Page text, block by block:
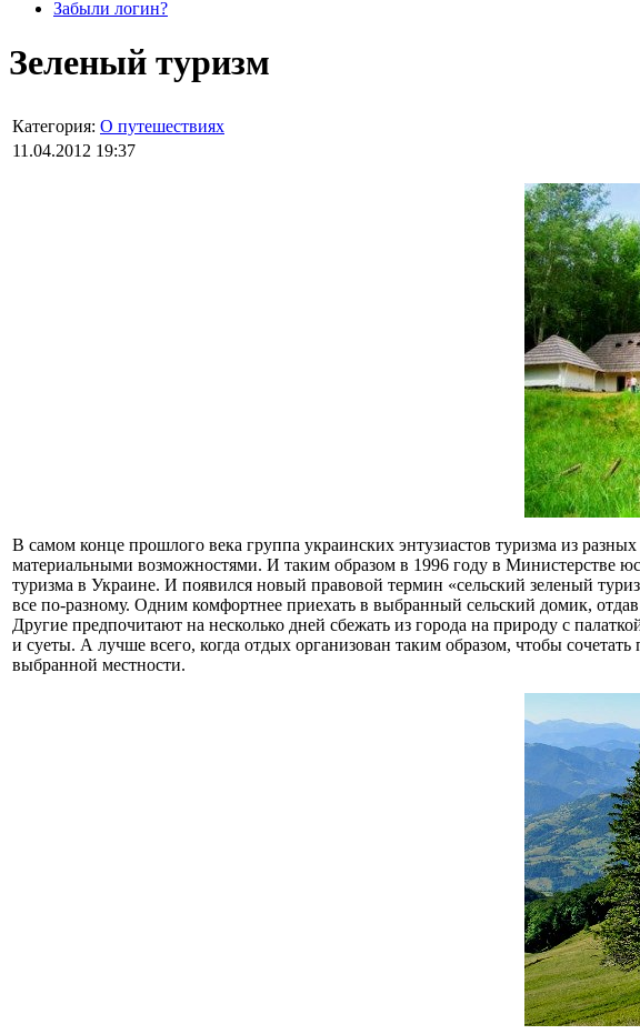
Забыли логин?
Зеленый туризм
Категория: О путешествиях
11.04.2012 19:37
В самом конце прошлого века группа украинских энтузиастов туризма из
материальными возможностями. И таким образом в 1996 году в Министерстве
туризма в Украине. И появился новый правовой термин «сельский зеленый
все по-разному. Одним комфортнее приехать в выбранный сельский домик,
Другие предпочитают на несколько дней сбежать из города на природу с
и суеты. А лучше всего, когда отдых организован таким образом, чтобы
выбранной местности.